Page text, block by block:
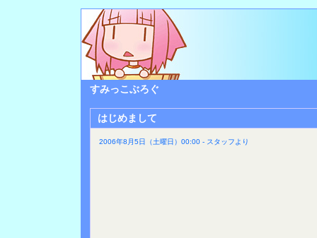
すみっこぶろぐ
はじめまして
2006年8月5日（土曜日）00:00 - スタッフより